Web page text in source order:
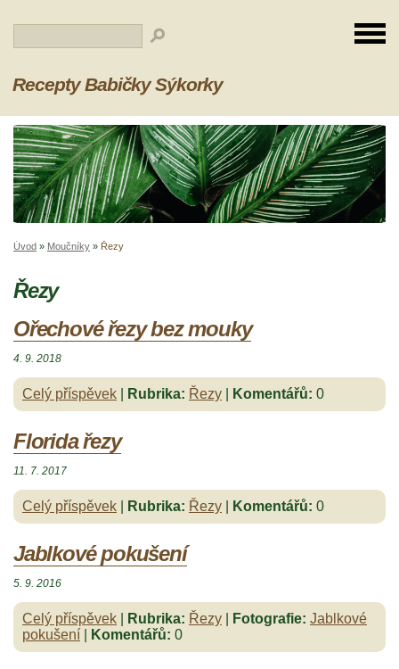
Recepty Babičky Sýkorky
Úvod » Moučníky » Řezy
Řezy
Ořechové řezy bez mouky
4. 9. 2018
Celý příspěvek Rubrika: Řezy Komentářů: 0
Florida řezy
11. 7. 2017
Celý příspěvek Rubrika: Řezy Komentářů: 0
Jablkové pokušení
5. 9. 2016
Celý příspěvek Rubrika: Řezy Fotografie: Jablkové
pokušení
Komentářů: 0